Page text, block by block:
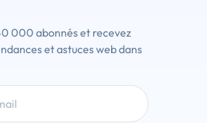
000 abonnés et recevez
et astuces web dans